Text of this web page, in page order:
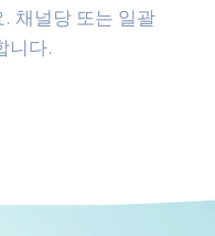
채널당 또는 일괄
니다.